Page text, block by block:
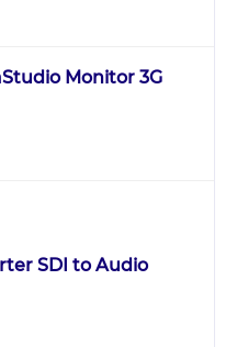
Monitor 3G
SDI to Audio